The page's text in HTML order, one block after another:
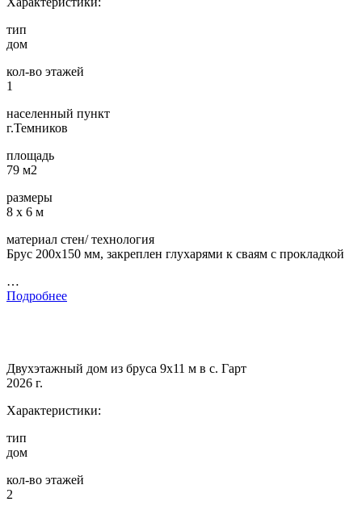
тип
дом
кол-во этажей
1
населенный пункт
г.Темников
площадь
79 м2
размеры
8 х 6 м
материал стен/ технология
Брус 200х150 мм, закреплен глухарями к сваям с прокладкой
…
Подробнее
Двухэтажный дом из бруса 9х11 м в с. Гарт
2026 г.
Характеристики:
тип
дом
кол-во этажей
2